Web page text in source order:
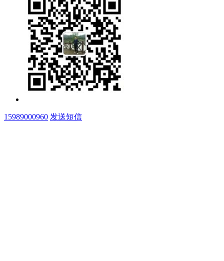
15989000960 发送短信